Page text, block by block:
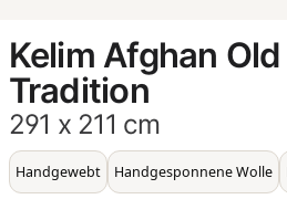
Kelim Afghan Old
Tradition
291 x 211 cm
Handgewebt Handgesponnene Wolle